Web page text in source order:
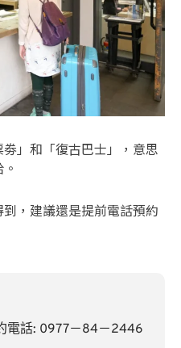
」和「復古巴士」，意思
，建議還是提前電話預約
電話: 0977－84－2446